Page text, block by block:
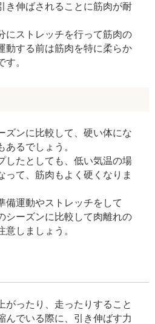
き伸ばされることに筋肉が耐
にストレッチを行って筋肉の
動する前は筋肉を特に柔らか
す。
ズンに比較して、硬い体にな
あるでしょう。
したとしても、低い気温の場
って、筋肉もよく硬くなりま
備運動やストレッチをして
シーズンに比較して肉離れの
意しましょう。
がったり、走ったりすること
んでいる際に、引き伸ばす力